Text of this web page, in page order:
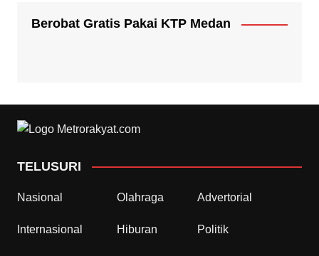
Berobat Gratis Pakai KTP Medan
TELUSURI
Nasional Olahraga Advertorial
Internasional Hiburan Politik